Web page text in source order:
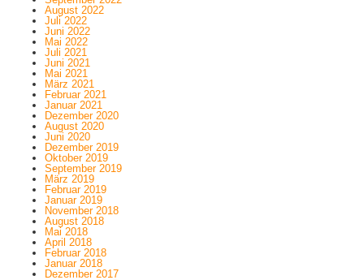
August 2022
Juli 2022
Juni 2022
Mai 2022
Juli 2021
Juni 2021
Mai 2021
März 2021
Februar 2021
Januar 2021
Dezember 2020
August 2020
Juni 2020
Dezember 2019
Oktober 2019
September 2019
März 2019
Februar 2019
Januar 2019
November 2018
August 2018
Mai 2018
April 2018
Februar 2018
Januar 2018
Dezember 2017